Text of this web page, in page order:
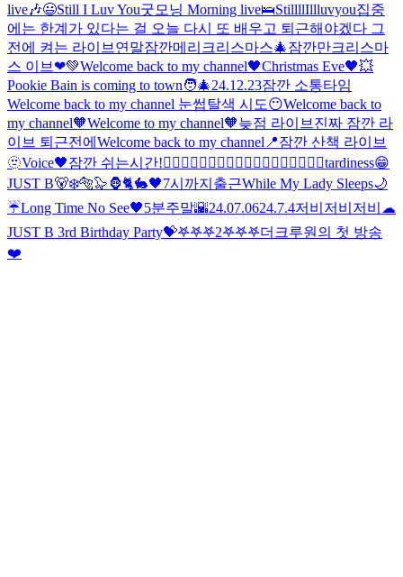
live🎶😃Still I Luv You굿모닝 Morning live🛌StillllIllluvyou집중
에는 한계가 있다는 걸 오늘 다시 또 배우고 퇴근해야겠다 그
전에 켜는 라이브 연말잠깐메리크리스마스🎄잠깐만크리스마
스 이브❤💚Welcome back to my channel🖤Christmas Eve🖤💥
Pookie Bain is coming to town🧑‍🎄24.12.23잠깐 소통타임
Welcome back to my channel 눈썹탈색 시도😶Welcome back to
my channel🧡Welcome to my channel🧡늦점 라이브 진짜 잠깐 라
이브 퇴근전에 Welcome back to my channel📍잠깐 산책 라이브
🫥Voice🖤잠깐 쉬는시간!🧙‍♂️🧙‍♂️🧙‍♂️🧙‍♂️🧙‍♂️🧙‍♂️🧙‍♂️🧙‍♂️🧙‍♂️tardiness😁
JUST B🐻‍❄️🐅🦭🦍🐈🐇🖤7시까지 출근While My Lady Sleeps🌙
☔Long Time No See🖤5분주말🌇24.07.0624.7.4저비저비저비 ☁
JUST B 3rd Birthday Party💝𖤐𖤐𖤐2𖤐𖤐𖤐더크루원의 첫 방송
❤️